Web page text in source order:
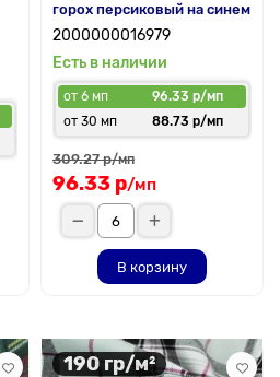
горох персиковый на синем
2000000016979
Есть в наличии
от 6 мп
96.33 р/мп
от 30 мп
88.73 р/мп
309.27 р/мп
96.33 р/мп
В корзину
190 гр/м²